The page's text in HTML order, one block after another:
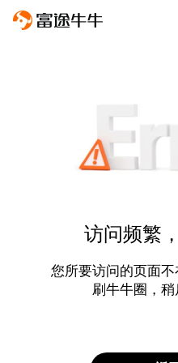
访问频繁
您所要访问的页面
刷牛牛圈，